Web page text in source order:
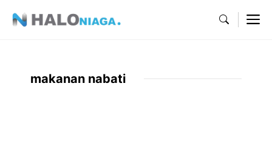
makanan nabati